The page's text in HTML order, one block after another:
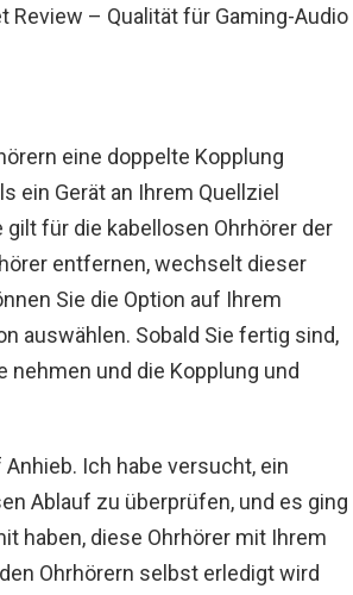
Review – Qualität für Gaming-Audio
eine doppelte Kopplung
ein Gerät an Ihrem Quellziel
für die kabellosen Ohrhörer der
entfernen, wechselt dieser
Sie die Option auf Ihrem
auswählen. Sobald Sie fertig sind,
nehmen und die Kopplung und
Ich habe versucht, ein
Ablauf zu überprüfen, und es ging
haben, diese Ohrhörer mit Ihrem
Ohrhörern selbst erledigt wird